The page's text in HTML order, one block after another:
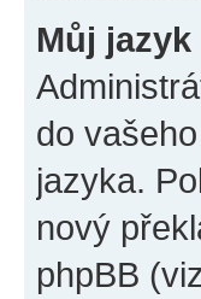
Můj
do
jazyka.
nový
phpBB